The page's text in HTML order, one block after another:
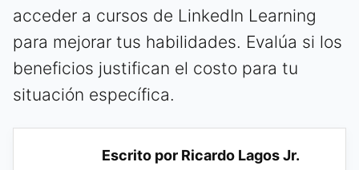
acceder a cursos de LinkedIn Learning
para mejorar tus habilidades. Evalúa si los
beneficios justifican el costo para tu
situación específica.
Escrito por Ricardo Lagos Jr.